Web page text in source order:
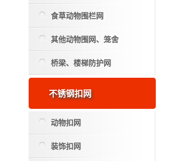
食草动物围栏网
其他动物围网、笼舍
桥梁、楼梯防护网
不锈钢扣网
动物扣网
装饰扣网